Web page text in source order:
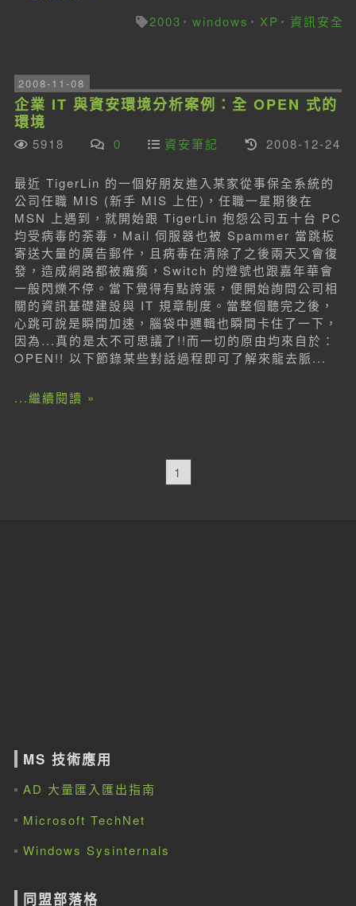
2003
windows XP 資訊安全
2008-11-08
企業 IT 與資安環境分析案例：全 OPEN 式的
環境
5918 0 資安筆記 2008-12-24
最近 TigerLin 的一個好朋友進入某家從事保全系統的
公司任職 MIS (新手 MIS 上任)，任職一星期後在
MSN 上遇到，就開始跟 TigerLin 抱怨公司五十台 PC
均受病毒的荼毒，Mail 伺服器也被 Spammer 當跳板
寄送大量的廣告郵件，且病毒在清除了之後兩天又會復
發，造成網路都被癱瘓，Switch 的燈號也跟嘉年華會
一般閃爍不停。當下覺得有點誇張，便開始詢問公司相
關的資訊基礎建設與 IT 規章制度。當整個聽完之後，
心跳可說是瞬間加速，腦袋中邏輯也瞬間卡住了一下，
因為...真的是太不可思議了!!而一切的原由均來自於：
OPEN!! 以下節錄某些對話過程即可了解來龍去脈...
...繼續閱讀 »
1
MS 技術應用
AD 大量匯入匯出指南
Microsoft TechNet
Windows Sysinternals
同盟部落格